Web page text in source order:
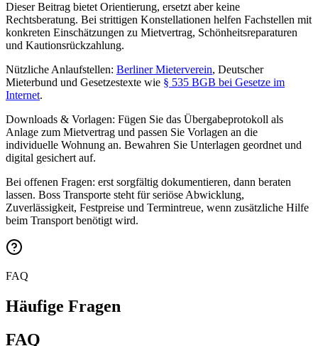
Dieser Beitrag bietet Orientierung, ersetzt aber keine
Rechtsberatung. Bei strittigen Konstellationen helfen Fachstellen mit
konkreten Einschätzungen zu Mietvertrag, Schönheitsreparaturen
und Kautionsrückzahlung.
Nützliche Anlaufstellen: Berliner Mieterverein, Deutscher
Mieterbund und Gesetzestexte wie § 535 BGB bei Gesetze im
Internet.
Downloads & Vorlagen: Fügen Sie das Übergabeprotokoll als
Anlage zum Mietvertrag und passen Sie Vorlagen an die
individuelle Wohnung an. Bewahren Sie Unterlagen geordnet und
digital gesichert auf.
Bei offenen Fragen: erst sorgfältig dokumentieren, dann beraten
lassen. Boss Transporte steht für seriöse Abwicklung,
Zuverlässigkeit, Festpreise und Termintreue, wenn zusätzliche Hilfe
beim Transport benötigt wird.
FAQ
Häufige Fragen
FAQ